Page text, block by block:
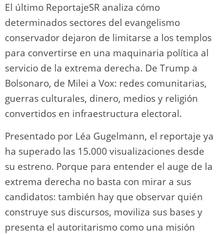
El último ReportajeSR analiza cómo
determinados sectores del evangelismo
conservador dejaron de limitarse a los templos
para convertirse en una maquinaria política al
servicio de la extrema derecha. De Trump a
Bolsonaro, de Milei a Vox: redes comunitarias,
guerras culturales, dinero, medios y religión
convertidos en infraestructura electoral.
Presentado por Léa Gugelmann, el reportaje ya
ha superado las 15.000 visualizaciones desde
su estreno. Porque para entender el auge de la
extrema derecha no basta con mirar a sus
candidatos: también hay que observar quién
construye sus discursos, moviliza sus bases y
presenta el autoritarismo como una misión